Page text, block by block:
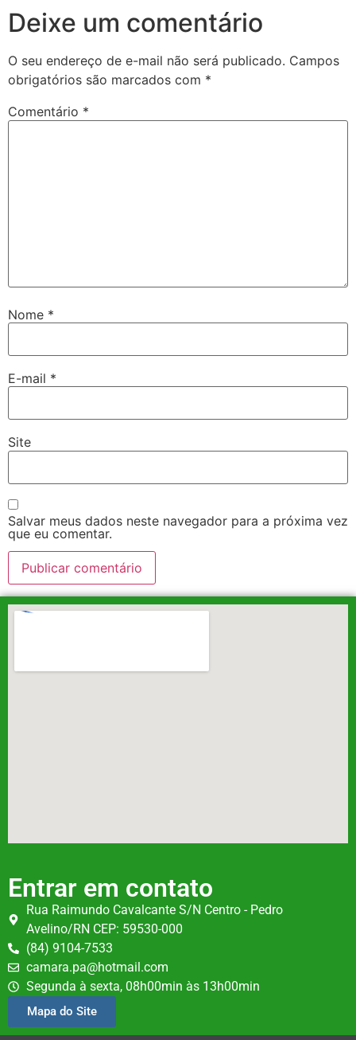
Deixe um comentário
O seu endereço de e-mail não será publicado. Campos
obrigatórios são marcados com *
Comentário *
Nome *
E-mail *
Site
Salvar meus dados neste navegador para a próxima vez
que eu comentar.
Entrar em contato
Rua Raimundo Cavalcante S/N Centro - Pedro
Avelino/RN CEP: 59530-000
(84) 9104-7533
camara.pa@hotmail.com
Segunda à sexta, 08h00min às 13h00min
Mapa do Site